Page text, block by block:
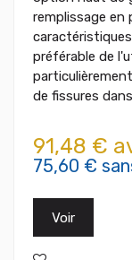
remplissage en
préférable de
de fissures
91,48 €
75,60 €
Voir